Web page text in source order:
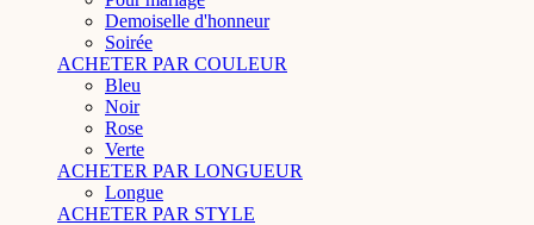
Demoiselle d'honneur
Soirée
ACHETER PAR COULEUR
Bleu
Noir
Rose
Verte
ACHETER PAR LONGUEUR
Longue
ACHETER PAR STYLE